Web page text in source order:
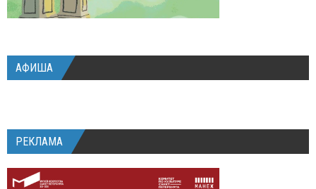
АФИША
РЕКЛАМА